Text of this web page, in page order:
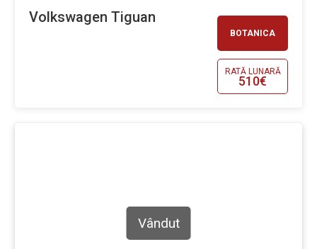
BOTANICA
RATĂ LUNARĂ
510€
Volkswagen Tiguan
Vândut